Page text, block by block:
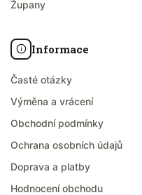
Župany
Informace
Časté otázky
Výměna a vrácení
Obchodní podmínky
Ochrana osobních údajů
Doprava a platby
Hodnocení obchodu